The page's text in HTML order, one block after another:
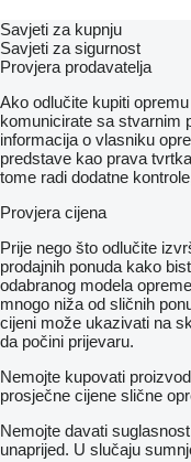
Savjeti za kupnju
Savjeti za sigurnost
Provjera prodavatelja
Ako odlučite kupiti
komunicirate sa stvarnim
informacija o vlasniku
predstave kao prava
tome radi dodatne
Provjera cijena
Prije nego što odlučite
prodajnih ponuda kako
odabranog modela
mnogo niža od sličnih
cijeni može ukazivati ​​na
da počini prijevaru.
Nemojte kupovati
prosječne cijene slične
Nemojte davati
unaprijed. U slučaju